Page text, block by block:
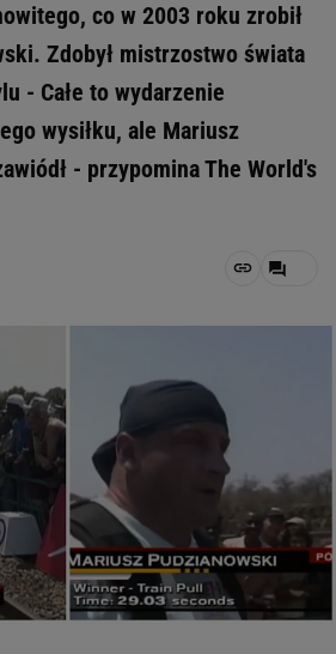
co w 2003 roku zrobił
Zdobył mistrzostwo świata
- Całe to wydarzenie
wysiłku, ale Mariusz
- przypomina The World's